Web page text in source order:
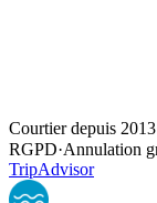
Courtier depuis 2013
RGPD·Annulation
TripAdvisor